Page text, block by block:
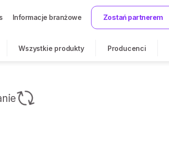
Informacje branżowe Zostań partnerem
Wszystkie produkty Producenci